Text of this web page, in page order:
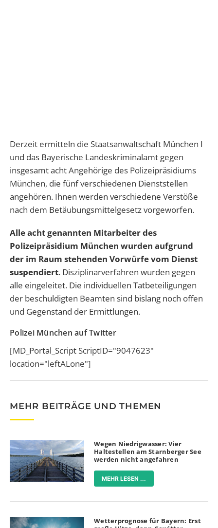
Derzeit ermitteln die Staatsanwaltschaft München I
und das Bayerische Landeskriminalamt gegen
insgesamt acht Angehörige des Polizeipräsidiums
München, die fünf verschiedenen Dienststellen
angehören. Ihnen werden verschiedene Verstöße
nach dem Betäubungsmittelgesetz vorgeworfen.
Alle acht genannten Mitarbeiter des
Polizeipräsidium München wurden aufgrund
der im Raum stehenden Vorwürfe vom Dienst
suspendiert. Disziplinarverfahren wurden gegen
alle eingeleitet. Die individuellen Tatbeteiligungen
der beschuldigten Beamten sind bislang noch offen
und Gegenstand der Ermittlungen.
Polizei München auf Twitter
[MD_Portal_Script ScriptID="9047623"
location="leftALone"]
MEHR BEITRÄGE UND THEMEN
Wegen Niedrigwasser: Vier
Haltestellen am Starnberger See
werden nicht angefahren
MEHR LESEN ...
Wetterprognose für Bayern: Erst